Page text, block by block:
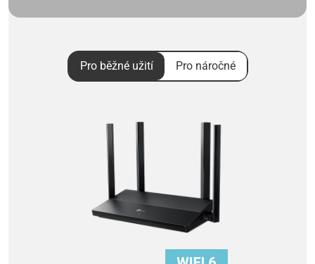
Pro běžné užití Pro náročné